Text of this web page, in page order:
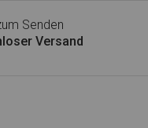
Senden
Versand